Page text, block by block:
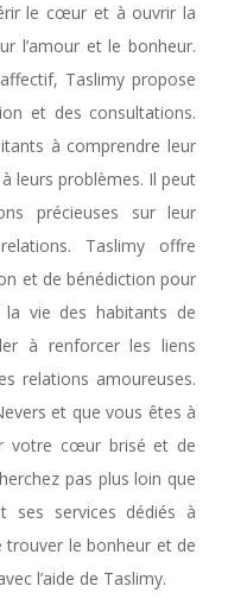
le cœur et à ouvrir la
l’amour et le bonheur.
Taslimy propose
et des consultations.
à comprendre leur
leurs problèmes. Il peut
précieuses sur leur
Taslimy offre
et de bénédiction pour
vie des habitants de
à renforcer les liens
relations amoureuses.
et que vous êtes à
votre cœur brisé et de
pas plus loin que
ses services dédiés à
trouver le bonheur et de
l’aide de Taslimy.